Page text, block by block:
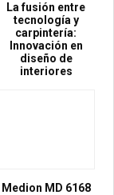
La fusión entre
tecnología y
carpintería:
Innovación en
diseño de
interiores
Medion MD 6168